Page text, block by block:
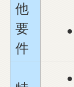
他
要
件